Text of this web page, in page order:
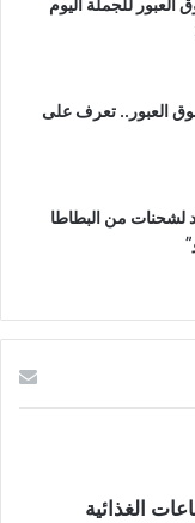
العبور.. تعرف على
لشحنات من البطاطا
الغذائية